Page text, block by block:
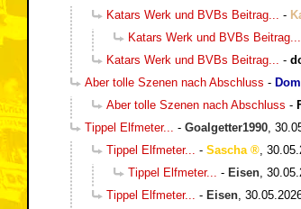
Katars Werk und BVBs Beitrag...
-
Katars Werk und BVBs Beitrag...
Katars Werk und BVBs Beitrag...
-
Aber tolle Szenen nach Abschluss -
Aber tolle Szenen nach Abschluss -
Tippel Elfmeter...
- Goalgetter1990
Tippel Elfmeter...
- Sascha
Tippel Elfmeter...
- Eisen
Tippel Elfmeter...
- Eisen